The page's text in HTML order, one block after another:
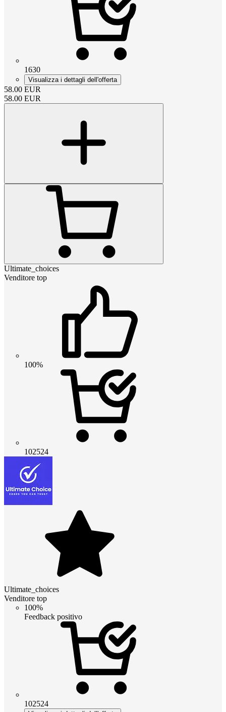
1630
Visualizza i dettagli dell'offerta
58.00 EUR
58.00 EUR
Ultimate_choices
Venditore top
100%
102524
Ultimate_choices
Venditore top
100%
Feedback positivo
102524